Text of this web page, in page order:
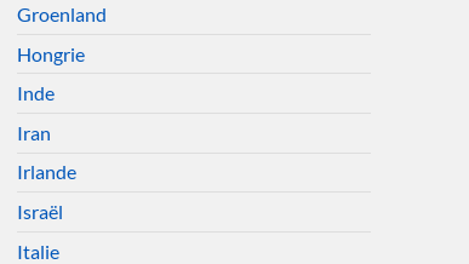
Groenland
Hongrie
Inde
Iran
Irlande
Israël
Italie